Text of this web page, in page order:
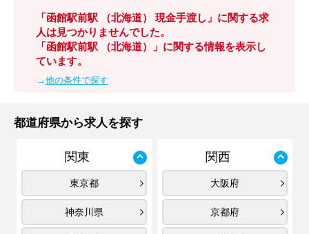
「函館駅前駅 （北海道） 現金手渡し」に関する求
人は見つかりませんでした。
「函館駅前駅 （北海道）」に関する情報を表示し
ています。
→他の条件で探す
都道府県から求人を探す
関東
東京都
神奈川県
関西
大阪府
京都府